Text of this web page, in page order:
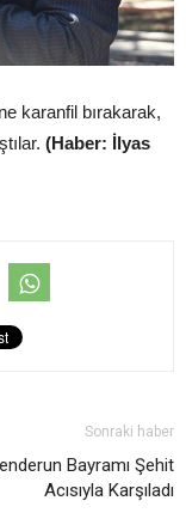
karanfil bırakarak,
(Haber: İlyas
Sonraki haber
Bayramı Şehit
Acısıyla Karşıladı